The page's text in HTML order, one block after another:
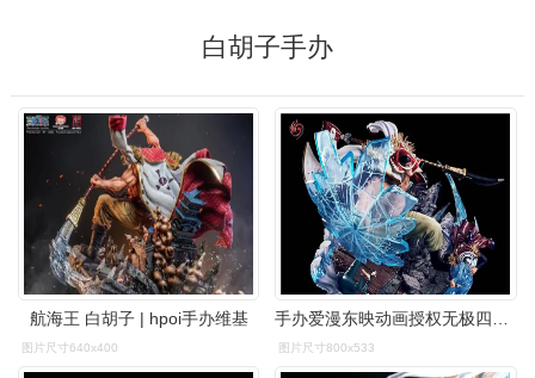
白胡子手办
航海王 白胡子 | hpoi手办维基
图片尺寸640x400 图片尺寸800x533